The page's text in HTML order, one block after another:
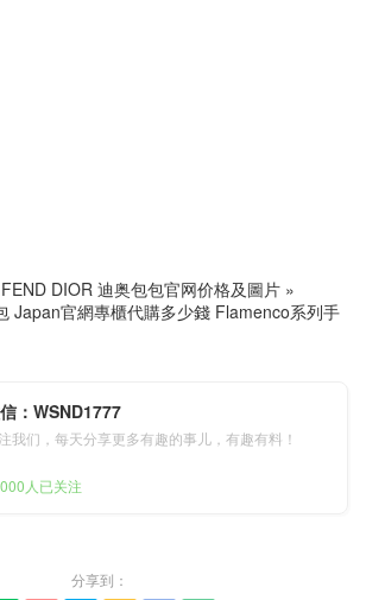
FEND DIOR 迪奥包包官网价格及圖片 »
Japan官網專櫃代購多少錢 Flamenco系列手
：WSND1777
我们，每天分享更多有趣的事儿，有趣有料！
人已关注
分享到：